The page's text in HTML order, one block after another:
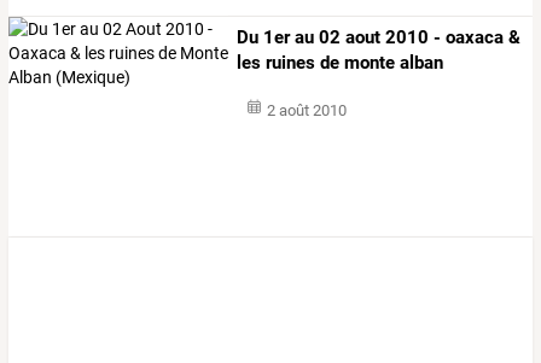
Du 1er au 02 aout 2010 - oaxaca &
les ruines de monte alban
2 août 2010